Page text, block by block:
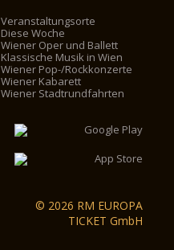
Veranstaltungsorte
Diese Woche
Wiener Oper und Ballett
Klassische Musik in Wien
Wiener Pop-/Rockkonzerte
Wiener Kabarett
Wiener Stadtrundfahrten
© 2026 RM EUROPA
TICKET GmbH